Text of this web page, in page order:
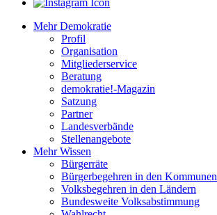
Mehr Demokratie
Profil
Organisation
Mitgliederservice
Beratung
demokratie!-Magazin
Satzung
Partner
Landesverbände
Stellenangebote
Mehr Wissen
Bürgerräte
Bürgerbegehren in den Kommunen
Volksbegehren in den Ländern
Bundesweite Volksabstimmung